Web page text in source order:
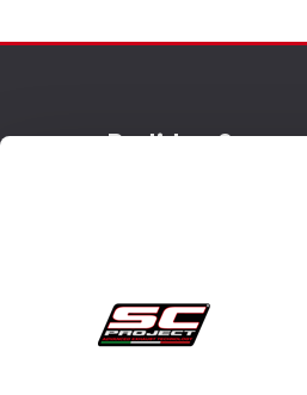
Pedidos
Condiciones de venta